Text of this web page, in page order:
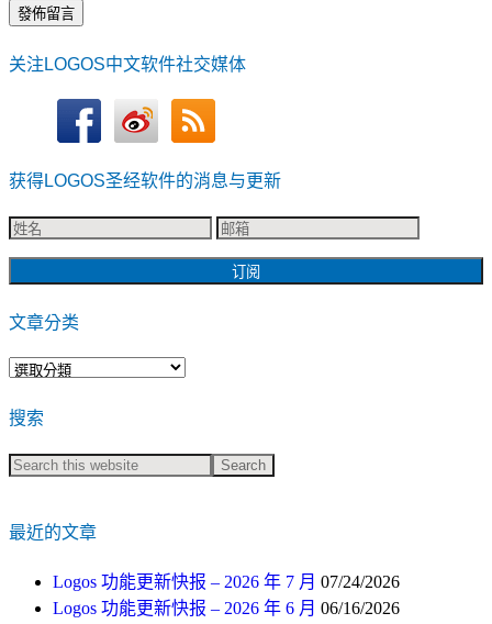
关注LOGOS中文软件社交媒体
获得LOGOS圣经软件的消息与更新
文章分类
文
分
类
搜索
最近的文章
Logos 功能更新快报 – 2026 年 7 月 07/24/2026
Logos 功能更新快报 – 2026 年 6 月 06/16/2026